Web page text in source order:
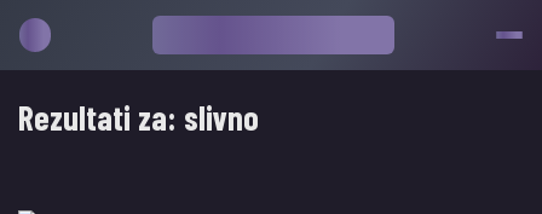
Rezultati za: slivno